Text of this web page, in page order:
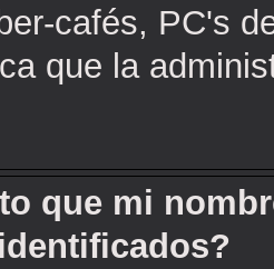
cafés, PC's
que la
que mi